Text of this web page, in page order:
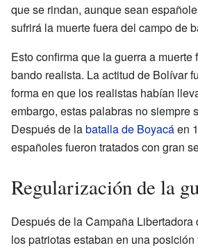
que se rindan, aunque sean
sufrirá la muerte fuera del campo de
Esto confirma que la guerra a muerte
bando realista. La actitud de Bolívar
forma en que los realistas habían
embargo, estas palabras no siempre
Después de labatalla de Boyacáen
españoles fueron tratados con gran
Regularización de la
Después de la Campaña Libertadora
los patriotas estaban en una